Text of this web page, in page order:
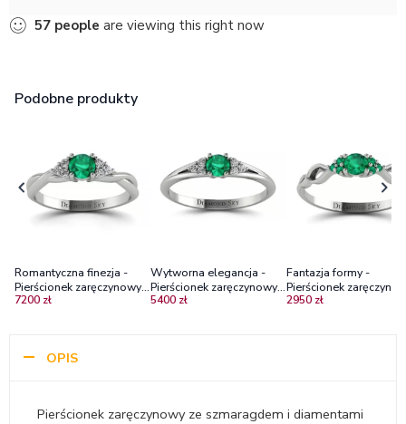
57 people are viewing this right now
Podobne produkty
Romantyczna finezja -
Pierścionek zaręczynowy z
białego złota ze
7200 zł
Wytworna elegancja -
Pierścionek zaręczynowy
Diamond Sky, białe złoto,
5400 zł
Fantazja formy -
Pierścionek
białego złota ze
2950 zł
OPIS
Pierścionek zaręczynowy ze szmaragdem i diamentami